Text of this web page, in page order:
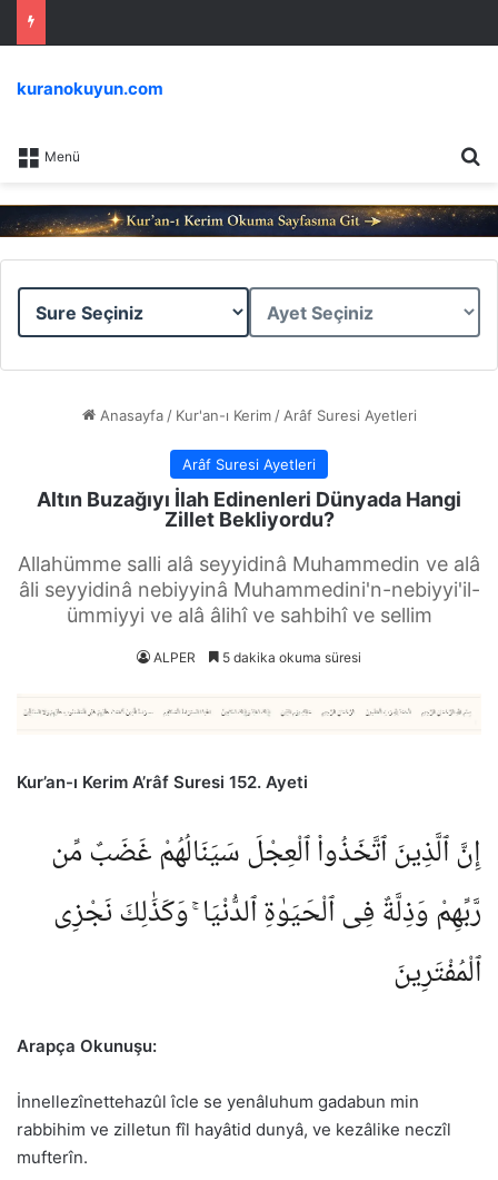
Menü
kuranokuyun.com
Sure
Ayet
Anasayfa / Kur'an-ı Kerim / Arâf Suresi Ayetleri
Arâf Suresi Ayetleri
Altın Buzağıyı İlah Edinenleri Dünyada Hangi
Zillet Bekliyordu?
Allahümme salli alâ seyyidinâ Muhammedin ve alâ
âli seyyidinâ nebiyyinâ Muhammedini'n-nebiyyi'il-
ümmiyyi ve alâ âlihî ve sahbihî ve sellim
ALPER 5 dakika okuma süresi
Kur’an-ı Kerim A’râf Suresi 152. Ayeti
إِنَّ ٱلَّذِينَ ٱتَّخَذُوا۟ ٱلْعِجْلَ سَيَنَالُهُمْ غَضَبٌ مِّن
رَّبِّهِمْ وَذِلَّةٌ فِى ٱلْحَيَوٰةِ ٱلدُّنْيَا ۚ وَكَذَٰلِكَ نَجْزِى
ٱلْمُفْتَرِينَ
Arapça Okunuşu:
İnnellezînettehazûl îcle se yenâluhum gadabun min
rabbihim ve zilletun fîl hayâtid dunyâ, ve kezâlike neczîl
mufterîn.